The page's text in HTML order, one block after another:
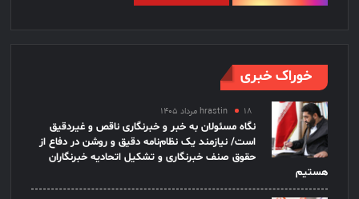
خوراک خبری
hrastin ۱۸ مرداد ۱۴۰۵
نگاه مسئولان به خبر و خبرنگاری ناقص و غیردقیق
است/ نیازمند یک نظام‌نامه دقیق و روشن در دفاع از
حقوق صنف خبرنگاری و تشکیل اتحادیه خبرنگاران
هستیم